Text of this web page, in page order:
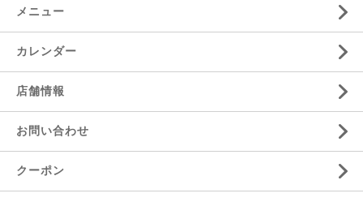
メニュー
カレンダー
店舗情報
お問い合わせ
クーポン